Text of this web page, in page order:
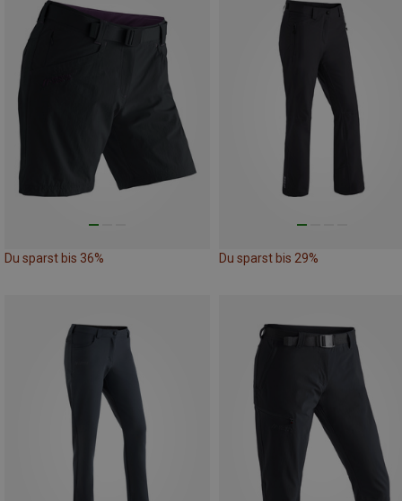
Du sparst bis 36% Du sparst bis 29%